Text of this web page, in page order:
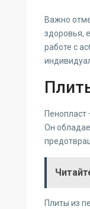
Важно
здоровья,
работе с
Пенопласт
Он
Плиты из